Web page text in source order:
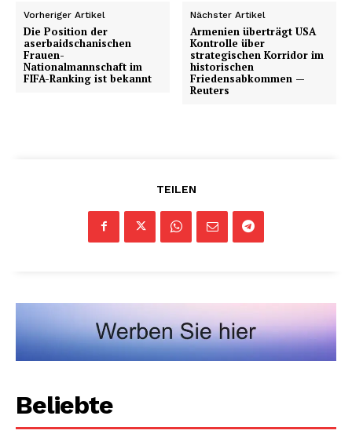
Vorheriger Artikel
Die Position der
aserbaidschanischen
Frauen-
Nationalmannschaft im
FIFA-Ranking ist bekannt
Nächster Artikel
Armenien überträgt USA
Kontrolle über
strategischen Korridor im
historischen
Friedensabkommen —
Reuters
TEILEN
Beliebte